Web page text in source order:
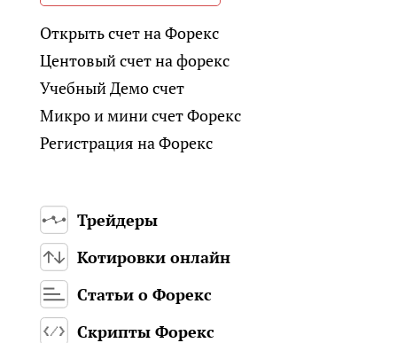
Открыть счет на Форекс
Центовый счет на форекс
Учебный Демо счет
Микро и мини счет Форекс
Регистрация на Форекс
Трейдеры
Котировки онлайн
Статьи о Форекс
Скрипты Форекс